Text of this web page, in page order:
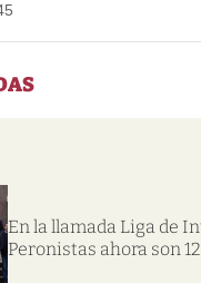
En la llamada Liga de
Peronistas ahora son 12